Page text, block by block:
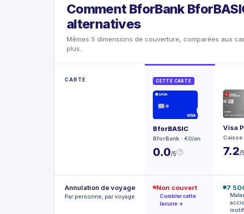
Comment BforBank
alternatives
Mêmes 5 dimensions de couverture, comparées aux
plus.
CARTE CETTE CARTE
BforBASIC
BforBank · €0/an
0.0/5 ?
Visa
7.2/5
Annulation de voyage
Par personne, par voyage
Non couvert
Combler cette
lacune →
7